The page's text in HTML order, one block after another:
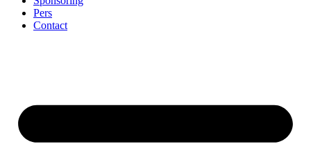
Pers
Contact